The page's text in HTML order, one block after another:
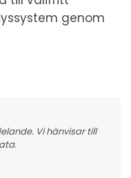
genom
Vi hänvisar till